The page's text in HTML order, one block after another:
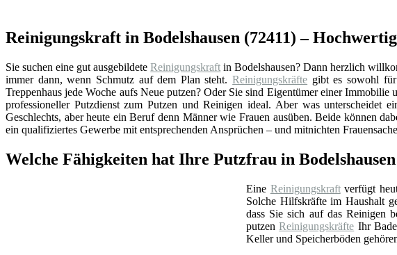
Reinigungskraft in Bodelshausen (72411) –
Sie suchen eine gut ausgebildeteReinigungskraft in Bodelshausen? Dann herzlich
immer dann, wenn Schmutz auf dem Plan steht.Reinigungskräfte gibt es sowohl
Treppenhaus jede Woche aufs Neue putzen? Oder Sie sind Eigentümer einer Immobilie
professioneller Putzdienst zum Putzen und Reinigen ideal. Aber was unterscheidet
Geschlechts, aber heute ein Beruf denn Männer wie Frauen ausüben. Beide können
ein qualifiziertes Gewerbe mit entsprechenden Ansprüchen – und mitnichten
Welche Fähigkeiten hat Ihre Putzfrau in
Eine Reinigungskraftverfügt
Solche Hilfskräfte im Haushalt
dass Sie sich auf das Reinigen
putzenReinigungskräfte Ihr
Keller und Speicherböden